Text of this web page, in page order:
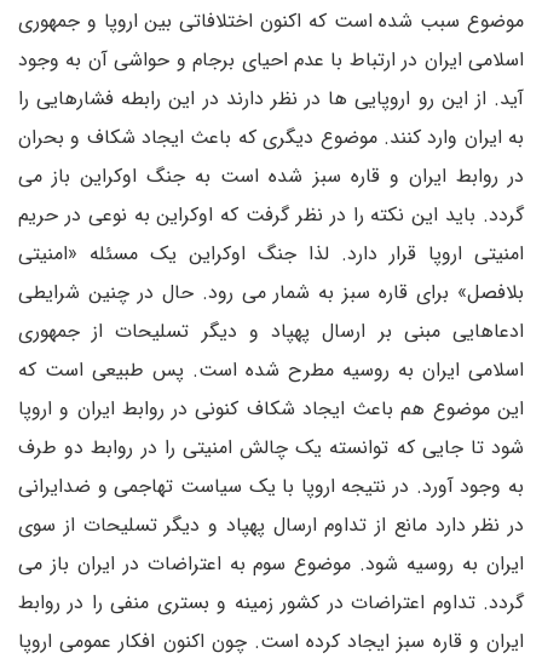
موضوع سبب شده است که اکنون اختلافاتی بین اروپا و جمهوری
اسلامی ایران در ارتباط با عدم احیای برجام و حواشی آن به وجود
آید. از این رو اروپایی ها در نظر دارند در این رابطه فشارهایی را
به ایران وارد کنند. موضوع دیگری که باعث ایجاد شکاف و بحران
در روابط ایران و قاره سبز شده است به جنگ اوکراین باز می
گردد. باید این نکته را در نظر گرفت که اوکراین به نوعی در حریم
امنیتی اروپا قرار دارد. لذا جنگ اوکراین یک مسئله «امنیتی
بلافصل» برای قاره سبز به شمار می رود. حال در چنین شرایطی
ادعاهایی مبنی بر ارسال پهپاد و دیگر تسلیحات از جمهوری
اسلامی ایران به روسیه مطرح شده است. پس طبیعی است که
این موضوع هم باعث ایجاد شکاف کنونی در روابط ایران و اروپا
شود تا جایی که توانسته یک چالش امنیتی را در روابط دو طرف
به وجود آورد. در نتیجه اروپا با یک سیاست تهاجمی و ضدایرانی
در نظر دارد مانع از تداوم ارسال پهپاد و دیگر تسلیحات از سوی
ایران به روسیه شود. موضوع سوم به اعتراضات در ایران باز می
گردد. تداوم اعتراضات در کشور زمینه و بستری منفی را در روابط
ایران و قاره سبز ایجاد کرده است. چون اکنون افکار عمومی اروپا